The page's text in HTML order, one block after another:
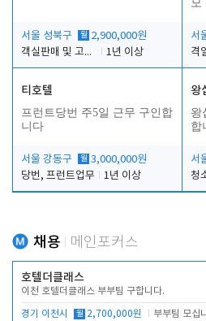
서울 성북구 월 2,900,000원
객실판매 및 고객응대
1년 이상
모
서
티호텔
프런트당번 주5일 근무 구인합
니다
서울 강동구 월 3,000,000원
당번, 프런트업무
1년 이상
왕
왕
합
서
청
채용 메인포커스
호텔더클래스
이천 호텔더클래스 부부팀 구합니다.
경기 이천시 월 2,700,000원 부부팀 모십